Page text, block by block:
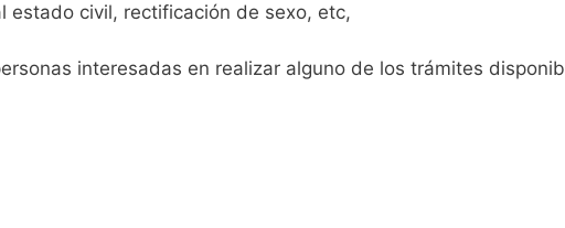
estado civil, rectificación de sexo, etc,
interesadas en realizar alguno de los trámites